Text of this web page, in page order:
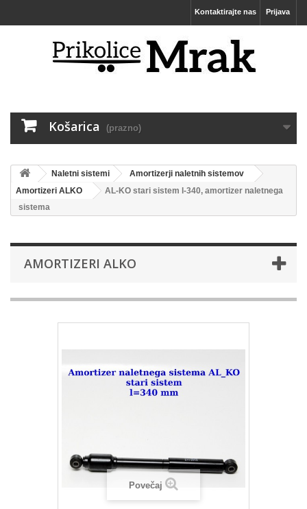
Prijava
Kontaktirajte nas
Košarica (prazno)
Naletni sistemi
Amortizerji naletnih sistemov
Amortizeri ALKO
AL-KO stari sistem l-340, amortizer naletnega
sistema
AMORTIZERI ALKO
Povečaj